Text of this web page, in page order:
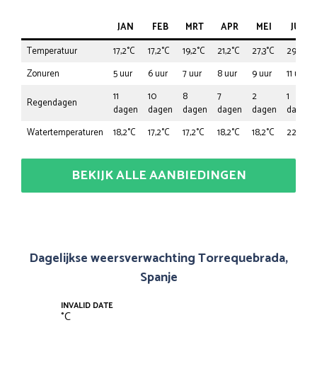
JAN FEB MRT APR MEI
JUN
Temperatuur
17,2°C 17,2°C 19,2°C 21,2°C 27,3°C
29,3°C
Zonuren
5 uur 6 uur 7 uur 8 uur 9 uur
11 uur
Regendagen
11
dagen
10
dagen
8
dagen
7
dagen
2
dagen
1
dagen
Watertemperaturen
18,2°C 17,2°C 17,2°C 18,2°C 18,2°C 22,2°C
BEKIJK ALLE AANBIEDINGEN
Dagelijkse weersverwachting Torrequebrada,
Spanje
INVALID DATE
°C